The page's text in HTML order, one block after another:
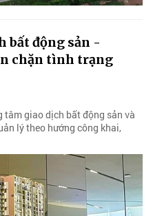
bất động sản -
chặn tình trạng
giao dịch bất động sản và
lý theo hướng công khai,